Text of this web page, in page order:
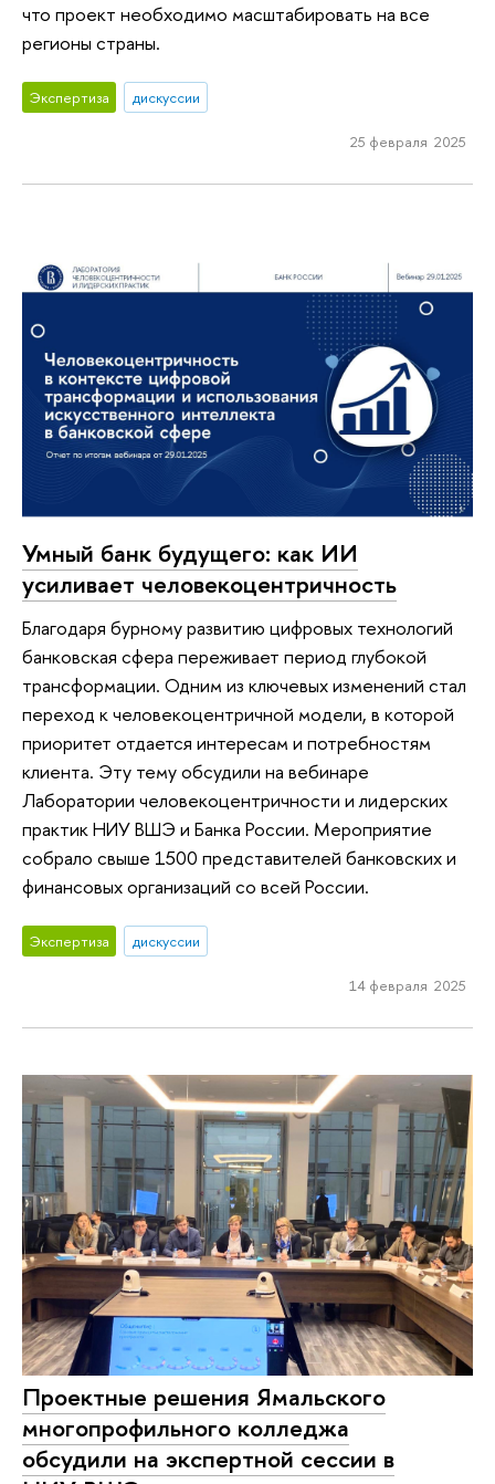
что проект необходимо масштабировать на все
регионы страны.
Экспертиза дискуссии
25 февраля 2025
Умный банк будущего: как ИИ
усиливает человекоцентричность
Благодаря бурному развитию цифровых технологий
банковская сфера переживает период глубокой
трансформации. Одним из ключевых изменений стал
переход к человекоцентричной модели, в которой
приоритет отдается интересам и потребностям
клиента. Эту тему обсудили на вебинаре
Лаборатории человекоцентричности и лидерских
практик НИУ ВШЭ и Банка России. Мероприятие
собрало свыше 1500 представителей банковских и
финансовых организаций со всей России.
Экспертиза дискуссии
14 февраля 2025
Проектные решения Ямальского
многопрофильного колледжа
обсудили на экспертной сессии в